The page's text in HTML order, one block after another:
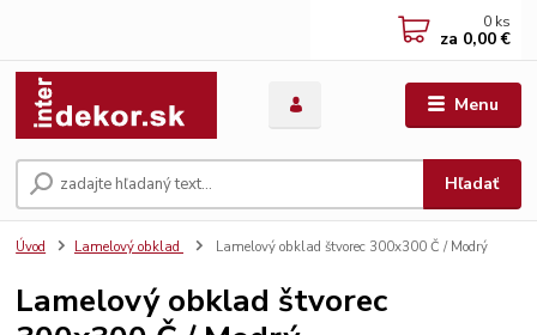
Menu
Hľadať
0 ks
za 0,00 €
Úvod Lamelový obklad Lamelový obklad štvorec 300x300 Č / Modrý
Lamelový obklad štvorec